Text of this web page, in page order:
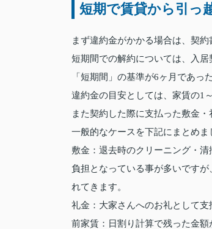
短期で賃貸から引っ
まず違約金がかかる場合は、契約
短期間での解約については、入居
「短期間」の基準が6ヶ月であっ
違約金の目安としては、家賃の1
また契約した際に支払った敷金
一般的なケースを下記にまとめま
敷金：退去時のクリーニング・
負担となっている事が多いです
れてきます。
礼金：大家さんへのお礼として支
前家賃：日割り計算で残った金額